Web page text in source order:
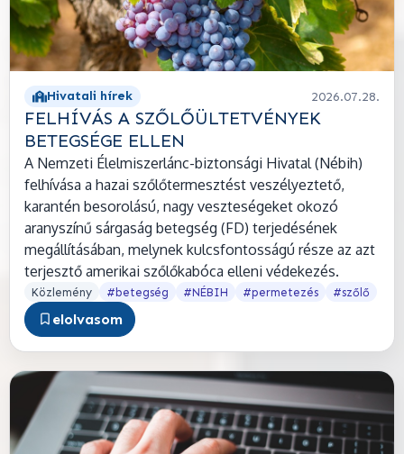
Hivatali hírek 2026.07.28.
FELHÍVÁS A SZŐLŐÜLTETVÉNYEK
BETEGSÉGE ELLEN
A Nemzeti Élelmiszerlánc-biztonsági Hivatal (Nébih)
felhívása a hazai szőlőtermesztést veszélyeztető,
karantén besorolású, nagy veszteségeket okozó
aranyszínű sárgaság betegség (FD) terjedésének
megállításában, melynek kulcsfontosságú része az azt
terjesztő amerikai szőlőkabóca elleni védekezés.
Közlemény #betegség #NÉBIH #permetezés #szőlő
elolvasom